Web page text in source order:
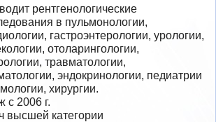
рентгенологические
в пульмонологии,
гастроэнтерологии, урологии,
отоларингологии,
травматологии,
эндокринологии, педиатрии
хирургии.
с 2006 г.
высшей категории